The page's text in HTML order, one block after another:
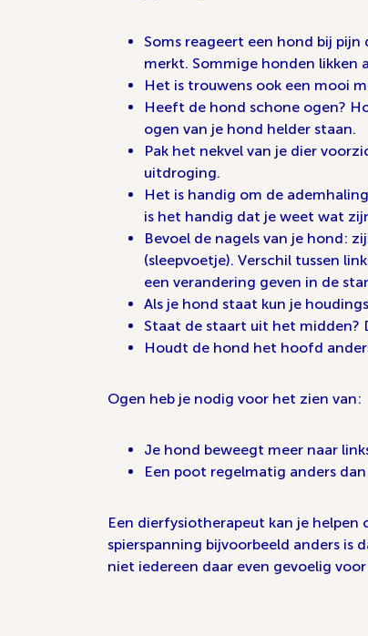
Soms reageert een hond bij
merkt. Sommige honden likken
Het is trouwens ook een mooi
Heeft de hond schone ogen?
ogen van je hond helder staan.
Pak het nekvel van je dier
uitdroging.
Het is handig om de
is het handig dat je weet wat
Bevoel de nagels van je hond:
(sleepvoetje). Verschil tussen
een verandering geven in de
Als je hond staat kun je
Staat de staart uit het midden?
Houdt de hond het hoofd
Ogen heb je nodig voor het zien van:
Je hond beweegt meer naar
Een poot regelmatig anders
Een dierfysiotherapeut kan je
spierspanning bijvoorbeeld anders is
niet iedereen daar even gevoelig